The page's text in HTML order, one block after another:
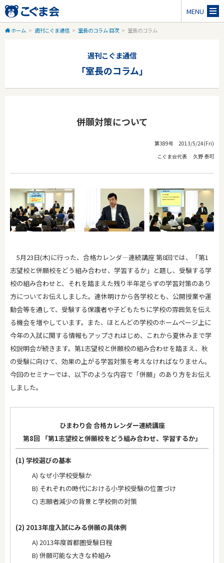
MENU
ホーム > 週刊こぐま通信 > 室長のコラム 目次 > 室長のコラム
週刊こぐま通信
「室長のコラム」
併願対策について
第389号 2013/5/24(Fri)
こぐま会代表 久野 泰可
5月23日(木)に行った、合格カレンダ―連続講座 第8回では、「第1
志望校と併願校をどう組み合わせ、学習するか」と題し、受験する学
校の組み合わせと、それを踏まえた残り半年足らずの学習対策のあり
方についてお伝えしました。連休明けから各学校とも、公開授業や運
動会等を通して、受験する保護者や子どもたちに学校の雰囲気を伝え
る機会を増やしています。また、ほとんどの学校のホームページ上に
今年の入試に関する情報もアップされはじめ、これから夏休みまで学
校説明会が続きます。第1志望校と併願校の組み合わせを踏まえ、秋
の受験に向けて、効果の上がる学習対策を考えなければなりません。
今回のセミナーでは、以下のような内容で「併願」のあり方をお伝え
しました。
ひまわり会 合格カレンダー連続講座
第8回 「第1志望校と併願校をどう組み合わせ、学習するか」
(1) 学校選びの基本
A) なぜ小学校受験か
B) それぞれの時代における小学校受験の位置づけ
C) 志願者減少の背景と学校側の対策
(2) 2013年度入試にみる併願の具体例
A) 2013年度首都圏受験日程
B) 併願可能な大きな枠組み